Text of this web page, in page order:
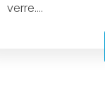
verre....